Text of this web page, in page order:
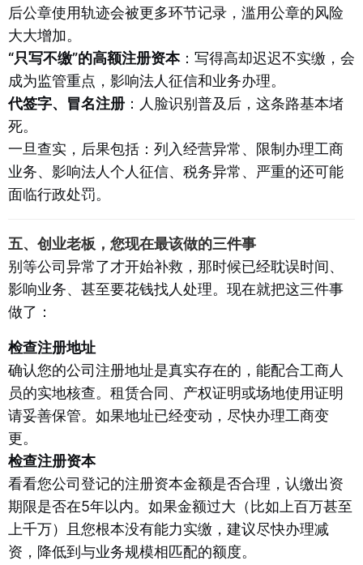
后公章使用轨迹会被更多环节记录，滥用公章的风险
大大增加。
“只写不缴”的高额注册资本：写得高却迟迟不实缴，会
成为监管重点，影响法人征信和业务办理。
代签字、冒名注册 ：人脸识别普及后，这条路基本堵
死。
一旦查实，后果包括：列入经营异常、限制办理工商
业务、影响法人个人征信、税务异常、严重的还可能
面临行政处罚。
五、创业老板，您现在最该做的三件事
别等公司异常了才开始补救，那时候已经耽误时间、
影响业务、甚至要花钱找人处理。现在就把这三件事
做了：
检查注册地址
确认您的公司注册地址是真实存在的，能配合工商人
员的实地核查。租赁合同、产权证明或场地使用证明
请妥善保管。如果地址已经变动，尽快办理工商变
更。
检查注册资本
看看您公司登记的注册资本金额是否合理，认缴出资
期限是否在5年以内。如果金额过大（比如上百万甚至
上千万）且您根本没有能力实缴，建议尽快办理减
资，降低到与业务规模相匹配的额度。